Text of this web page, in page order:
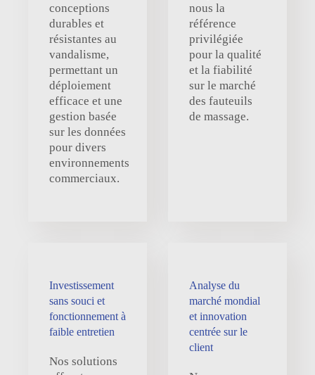
conceptions
durables et
résistantes au
vandalisme,
permettant un
déploiement
efficace et une
gestion basée
sur les données
pour divers
environnements
commerciaux.
nous la
référence
privilégiée
pour la qualité
et la fiabilité
sur le marché
des fauteuils
de massage.
Investissement
sans souci et
fonctionnement à
faible entretien
Nos solutions
Analyse du
marché mondial
et innovation
centrée sur le
client